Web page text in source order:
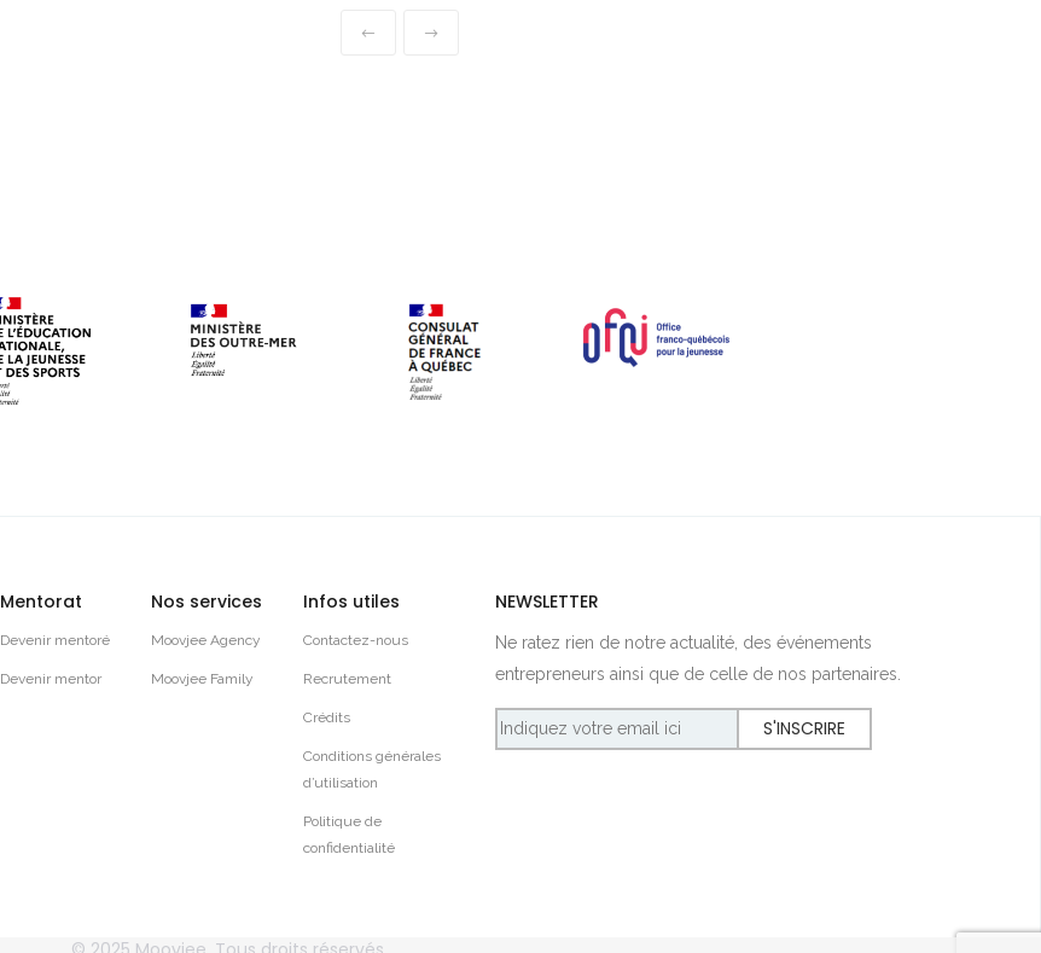
Mentorat
Devenir mentoré
Devenir mentor
Nos services
Moovjee Agency
Moovjee Family
Infos utiles
Contactez-nous
Recrutement
Crédits
Conditions générales
d’utilisation
Politique de
confidentialité
NEWSLETTER
Ne ratez rien de notre actualité, des événements
entrepreneurs ainsi que de celle de nos partenaires.